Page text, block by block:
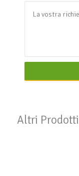
Altri Prodotti